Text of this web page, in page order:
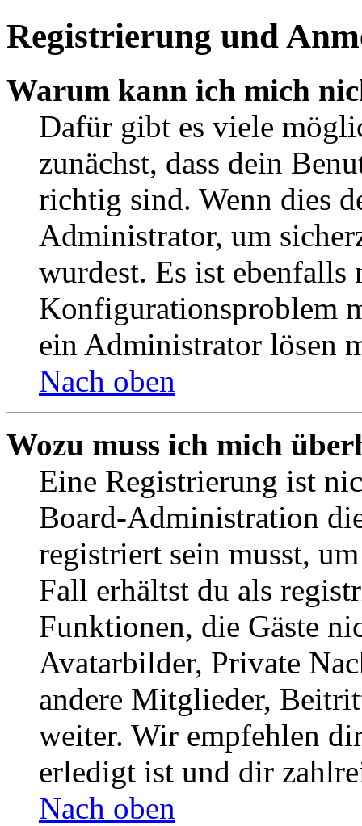
Registrierung und
Warum kann ich mich
Dafür gibt es viele
zunächst, dass dein
richtig sind. Wenn dies
Administrator, um
wurdest. Es ist ebenfalls
Konfigurationsproblem
ein Administrator lösen
Nach oben
Wozu muss ich mich
Eine Registrierung ist
Board-Administration
registriert sein musst,
Fall erhältst du als
Funktionen, die Gäste
Avatarbilder, Private
andere Mitglieder,
weiter. Wir empfehlen
erledigt ist und dir
Nach oben